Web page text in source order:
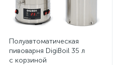
Полуавтоматическая
пивоварня DigiBoil 35 л
с корзиной